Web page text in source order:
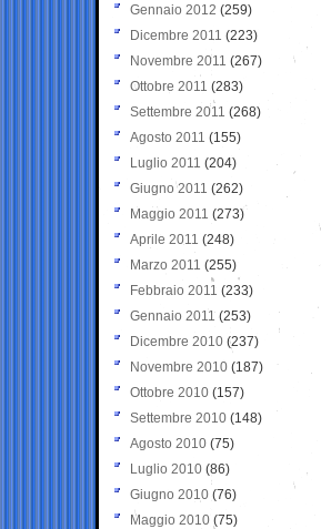
Gennaio 2012 (259)
Dicembre 2011 (223)
Novembre 2011 (267)
Ottobre 2011 (283)
Settembre 2011 (268)
Agosto 2011 (155)
Luglio 2011 (204)
Giugno 2011 (262)
Maggio 2011 (273)
Aprile 2011 (248)
Marzo 2011 (255)
Febbraio 2011 (233)
Gennaio 2011 (253)
Dicembre 2010 (237)
Novembre 2010 (187)
Ottobre 2010 (157)
Settembre 2010 (148)
Agosto 2010 (75)
Luglio 2010 (86)
Giugno 2010 (76)
Maggio 2010 (75)